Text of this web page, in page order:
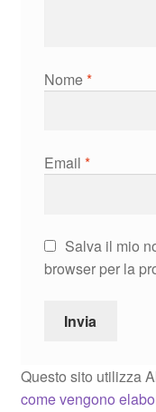
Nome*
Email *
Salva il mio
browser per la
Questo sito utilizza
come vengono